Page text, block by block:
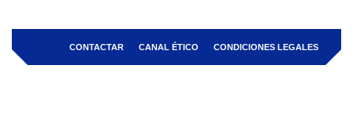
CONTACTAR CANAL ÉTICO CONDICIONES LEGALES